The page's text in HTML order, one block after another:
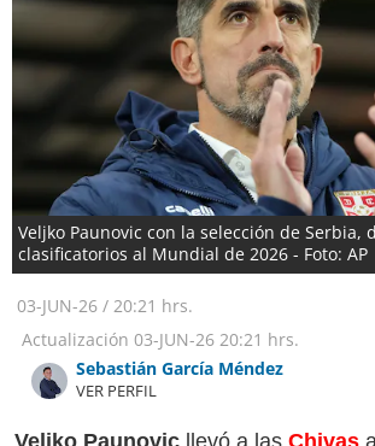
Veljko Paunovic con la selección de Serbia,
clasificatorios al Mundial de 2026 - Foto: AP
03-JUN-26 / 20:21 hrs.
Actualización 03-JUN-26 20:21 hrs.
Sebastián García Méndez
VER PERFIL
Veljko Paunovic llevó a las Chivas